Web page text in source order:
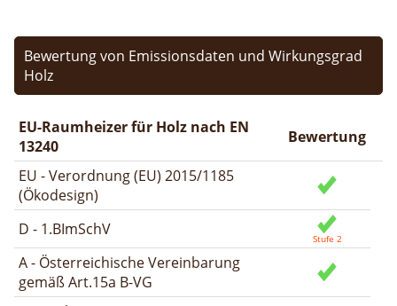
Bewertung von Emissionsdaten und Wirkungsgrad
Holz
EU-Raumheizer für Holz nach EN
13240
Bewertung
EU - Verordnung (EU) 2015/1185
(Ökodesign)
D - 1.BImSchV
A - Österreichische Vereinbarung
gemäß Art.15a B-VG